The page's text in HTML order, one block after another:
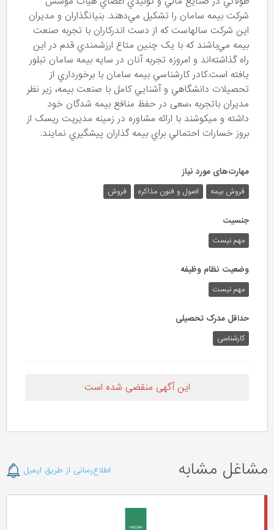
شركت بيمه سامان را تشكيل مي‌دهند. بنيانگذاران و مديران
اين شرکت سالهاست که از دست ‌اندرکاران با تجربه صنعت
بيمه مي‌باشند که با يک چنين متاع ارزشمندي قدم در اين
راه گذاشته‌اند و امروزه تجربه آنان در سايه بيمه سامان تبلور
يافته است.کادر کارشناسي بيمه سامان با برخورداري از
تحصيلات دانشگاهي و آشنايي کامل با صنعت بيمه، زير نظر
مديران باتجربه ،سعی در حفظ منافع بیمه شدگان خود
داشته و میکوشند با ارائه مشاوره در زمینه مدیریت ریسک از
بروز خسارات احتمالي براي بيمه گذاران پيشگيري نمايند.
مهارت‌های مورد نیاز
فروش بیمه اصول و فنون مذاکره فروش
جنسیت
مهم نیست
وضعیت نظام وظیفه
مهم‌ نیست
حداقل مدرک تحصیلی
کارشناسی
این آگهی منقضی شده است
مشاغل مشابه اطلاع‌رسانی از طریق ایمیل